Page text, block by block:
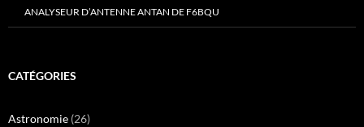
ANALYSEUR D’ANTENNE ANTAN DE F6BQU
CATÉGORIES
Astronomie (26)